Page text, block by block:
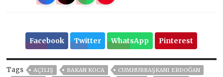
Facebook Twitter WhatsApp Pinterest
Tags AÇILIŞ BAKAN KOCA
CUMHURBAŞKANI ERDOĞAN